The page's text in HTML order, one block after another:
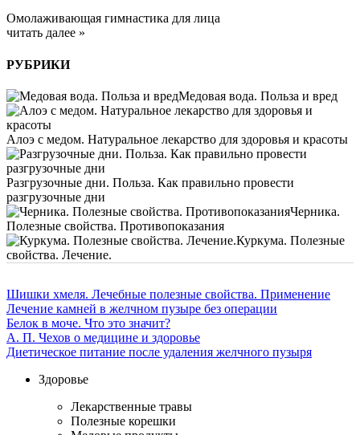
Омолаживающая гимнастика для лица
читать далее »
РУБРИКИ
Медовая вода. Польза и вред
Алоэ с медом. Натуральное лекарство для здоровья и красоты
Разгрузочные дни. Польза. Как правильно провести
разгрузочные дни
Черника.
Полезные свойства. Противопоказания
Куркума. Полезные
свойства. Лечение.
Шишки хмеля. Лечебные полезные свойства. Применение
Лечение камней в желчном пузыре без операции
Белок в моче. Что это значит?
А. П. Чехов о медицине и здоровье
Диетическое питание после удаления желчного пузыря
Здоровье
Лекарственные травы
Полезные корешки